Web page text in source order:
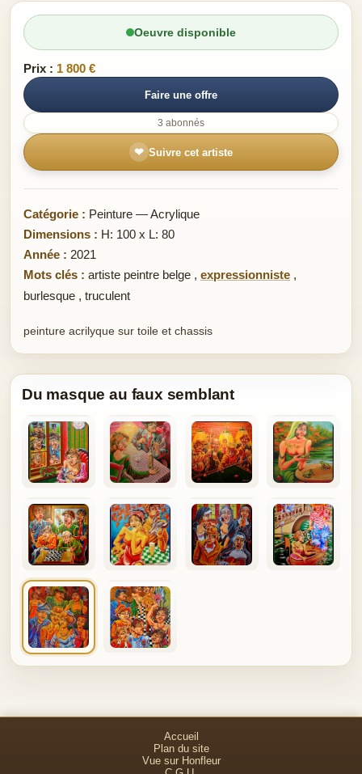
Oeuvre disponible
Prix : 1 800 €
Faire une offre
3 abonnés
❤ Suivre cet artiste
Catégorie : Peinture — Acrylique
Dimensions : H: 100 x L: 80
Année : 2021
Mots clés : artiste peintre belge , expressionniste ,
burlesque , truculent
peinture acrilyque sur toile et chassis
Du masque au faux semblant
Accueil
Plan du site
Vue sur Honfleur